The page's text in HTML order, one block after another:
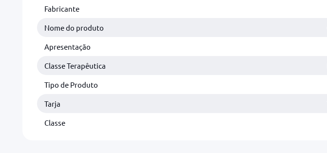
Fabricante
Nome do produto
Apresentação
Classe Terapêutica
Tipo de Produto
Tarja
Classe